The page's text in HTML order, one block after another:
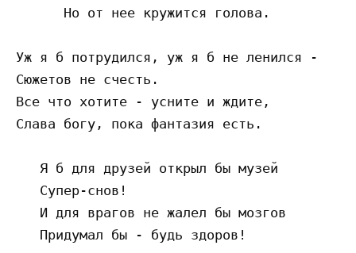
      Но от нее кружится голова.
Уж я б потрудился, уж я б не ленился -
Сюжетов не счесть.
Все что хотите - усните и ждите,
Слава богу, пока фантазия есть.
   Я б для друзей открыл бы музей
   Супер-снов!
   И для врагов не жалел бы мозгов
   Придумал бы - будь здоров!